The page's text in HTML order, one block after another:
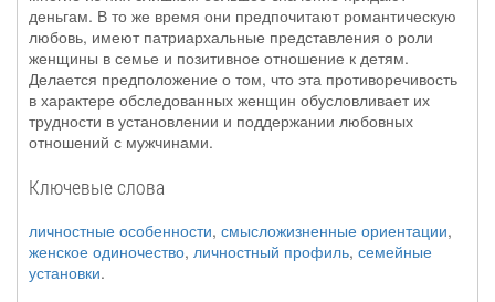
деньгам. В то же время они предпочитают романтическую
любовь, имеют патриархальные представления о роли
женщины в семье и позитивное отношение к детям.
Делается предположение о том, что эта противоречивость
в характере обследованных женщин обусловливает их
трудности в установлении и поддержании любовных
отношений с мужчинами.
Ключевые слова
личностные особенности, смысложизненные ориентации,
женское одиночество, личностный профиль, семейные
установки.